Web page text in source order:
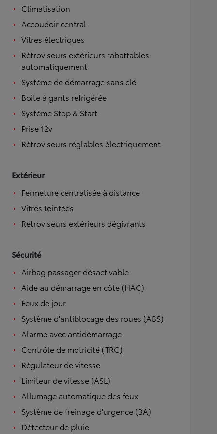
Climatisation
Accoudoir central
Vitres électriques
Rétroviseurs extérieurs rabattables
automatiquement
Système de démarrage sans clé
Boite à gants réfrigérée
Système Stop & Start
Prise 12v
Rétroviseurs réglables électriquement
Extérieur
Fermeture centralisée à distance
Vitres teintées
Rétroviseurs extérieurs dégivrants
Sécurité
Airbag passager désactivable
Aide au démarrage en côte (HAC)
Feux de jour
Système d'antiblocage des roues (ABS)
Alarme avec antidémarrage
Contrôle de motricité (TRC)
Régulateur de vitesse
Limiteur de vitesse (ASL)
Allumage automatique des feux
Système de freinage d'urgence (BA)
Détecteur de pluie